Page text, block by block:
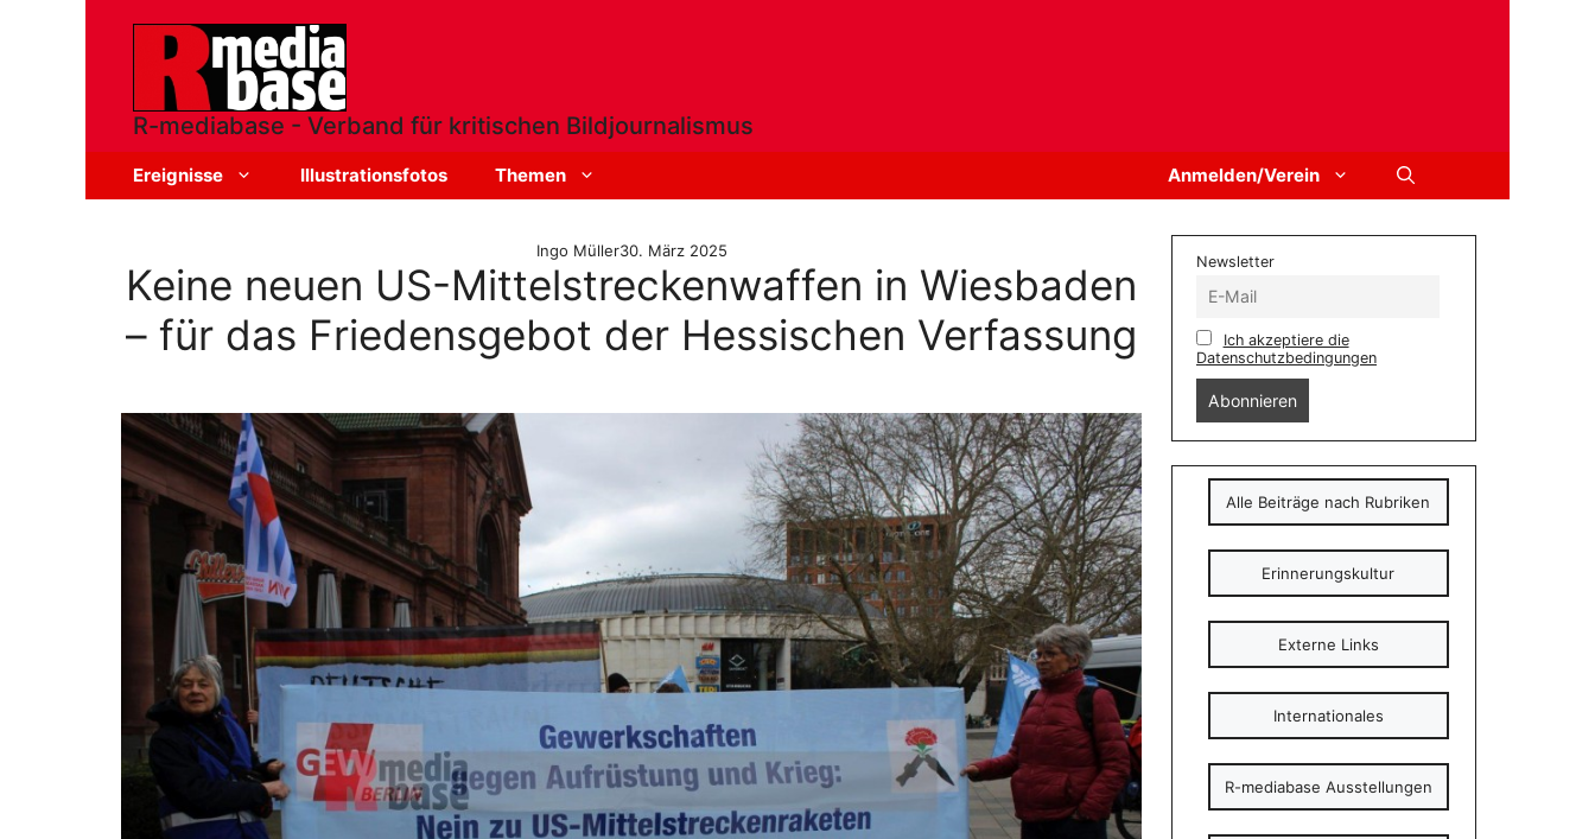
R-mediabase - Verband für kritischen Bildjournalismus
Ereignisse Illustrationsfotos Themen Anmelden/Verein
Ingo Müller30. März 2025
Keine neuen US-Mittelstreckenwaffen in Wiesbaden
– für das Friedensgebot der Hessischen Verfassung
Newsletter
Ich akzeptiere die
Datenschutzbedingungen
Alle Beiträge nach Rubriken
Erinnerungskultur
Externe Links
Internationales
R-mediabase Ausstellungen